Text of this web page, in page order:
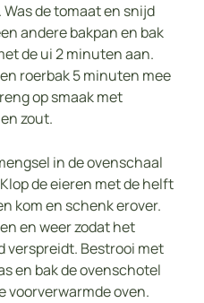
de tomaat en snijd
andere bakpan en bak
de ui 2 minuten aan.
roerbak 5 minuten mee
op smaak met
zout.
in de ovenschaal
de eieren met de helft
kom en schenk erover.
en weer zodat het
verspreidt. Bestrooi met
en bak de ovenschotel
voorverwarmde oven.